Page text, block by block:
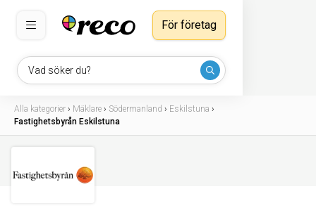
Vad söker du?
För företag
Alla kategorier › Mäklare › Södermanland › Eskilstuna ›
Fastighetsbyrån Eskilstuna